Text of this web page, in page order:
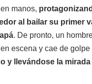
manos,
al bailar su primer
. De pronto, un
escena y cae de golpe
y llevándose la